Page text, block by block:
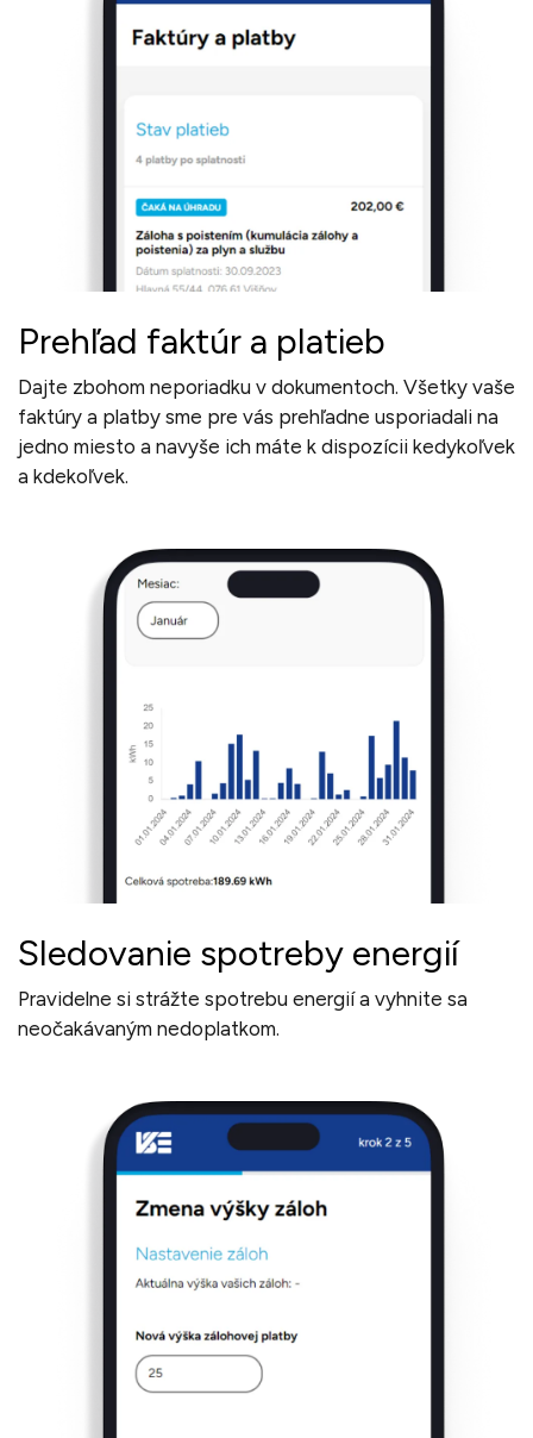
Prehľad faktúr a platieb
Dajte zbohom neporiadku v dokumentoch. Všetky vaše
faktúry a platby sme pre vás prehľadne usporiadali na
jedno miesto a navyše ich máte k dispozícii kedykoľvek
a kdekoľvek.
Sledovanie spotreby energií
Pravidelne si strážte spotrebu energií a ‍vyhnite sa
‍neočakávaným nedoplatkom.